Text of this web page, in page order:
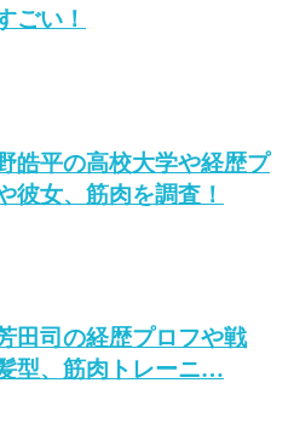
ごい！
皓平の高校大学や経歴プ
彼女、筋肉を調査！
田司の経歴プロフや戦
型、筋肉トレーニ…